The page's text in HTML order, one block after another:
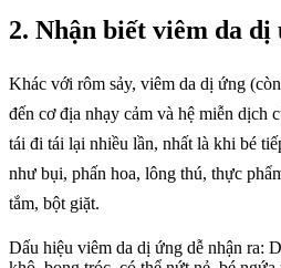
2. Nhận biết viêm da dị
Khác với rôm sảy, viêm da dị ứng
đến cơ địa nhạy cảm và hệ miễn dịch
tái đi tái lại nhiều lần, nhất là khi bé
như bụi, phấn hoa, lông thú, thực
tắm, bột giặt.
Dấu hiệu viêm da dị ứng dễ nhận ra: